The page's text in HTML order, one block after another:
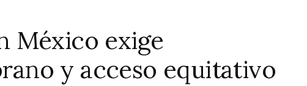
México exige
y acceso equitativo